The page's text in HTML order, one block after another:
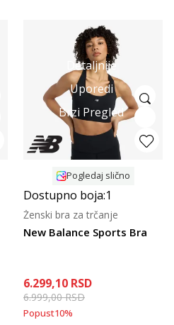
Detaljnije
Uporedi
Brzi Pregled
Pogledaj slično
Dostupno boja:1
New Balance Sports Bra
Ženski bra za trčanje
6.299,10 RSD
6.999,00RSD
Popust10%